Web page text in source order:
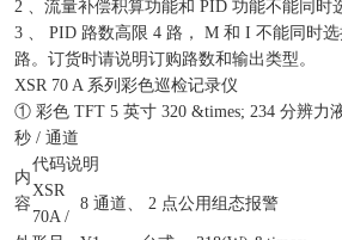
2 、流量补偿积算功能和 PID 功能不能同时
3 、 PID 路数高限 4 路， M 和 I 不能同时
路。订货时请说明订购路数和输出类型。
XSR 70 A 系列彩色巡检记录仪
① 彩色 TFT 5 英寸 320 &times; 234 分辨力
秒 / 通道
内
容
代码说明
XSR
70A /
8 通道、 2 点公用组态报警